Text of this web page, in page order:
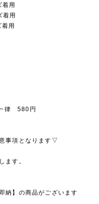
用
用
用
律 580円
事項となります▽
ます。
納】の商品がございます